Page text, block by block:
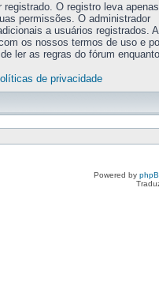
O registro leva apenas
permissões. O administrador
a usuários registrados.
os nossos termos de uso e
ler as regras do fórum enquanto
de privacidade
Powered by